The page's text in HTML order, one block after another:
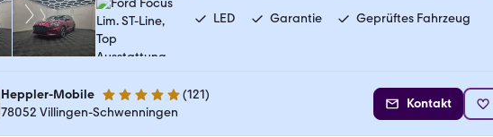
LED Garantie Geprüftes Fahrzeug
Heppler-Mobile 4.8 Sterne (121)
78052 Villingen-Schwenningen
Kontakt